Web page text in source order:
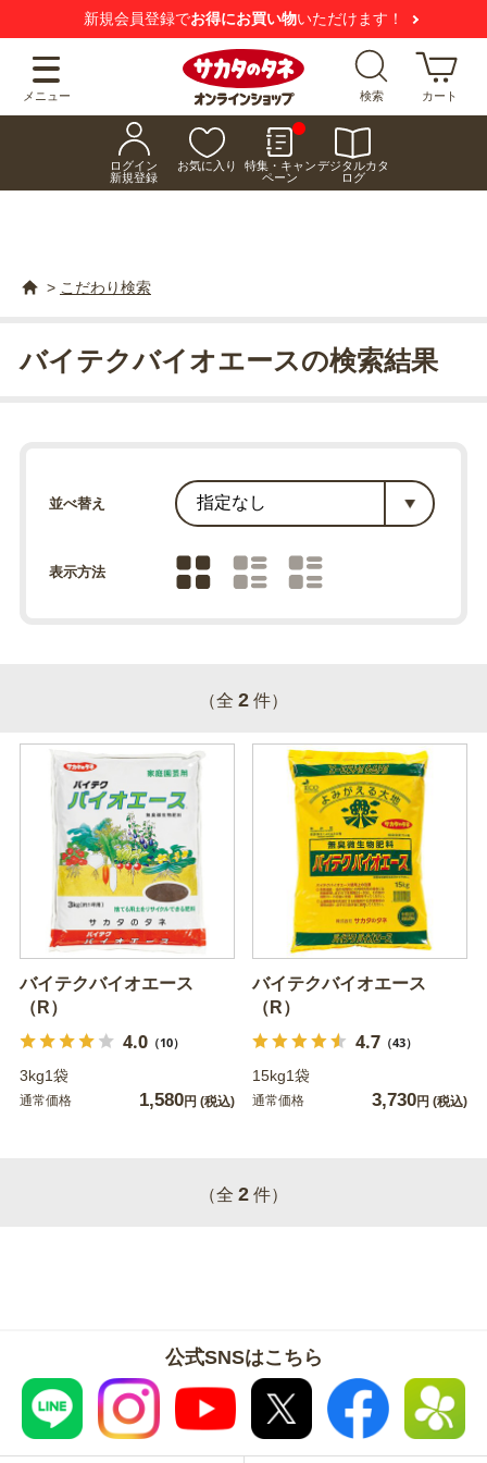
新規会員登録でお得にお買い物いただけます！
メニュー 検索 カート
ログイン
新規登録
お気に入り
特集・キャン
ペーン
デジタルカタ
ログ
> こだわり検索
バイテクバイオエースの検索結果
並べ替え
表示方法
（全 2 件）
バイテクバイオエース
（R）
4.0（10）
3kg1袋
通常価格 1,580円 (税込)
バイテクバイオエース
（R）
4.7（43）
15kg1袋
通常価格 3,730円 (税込)
（全 2 件）
公式SNSはこちら